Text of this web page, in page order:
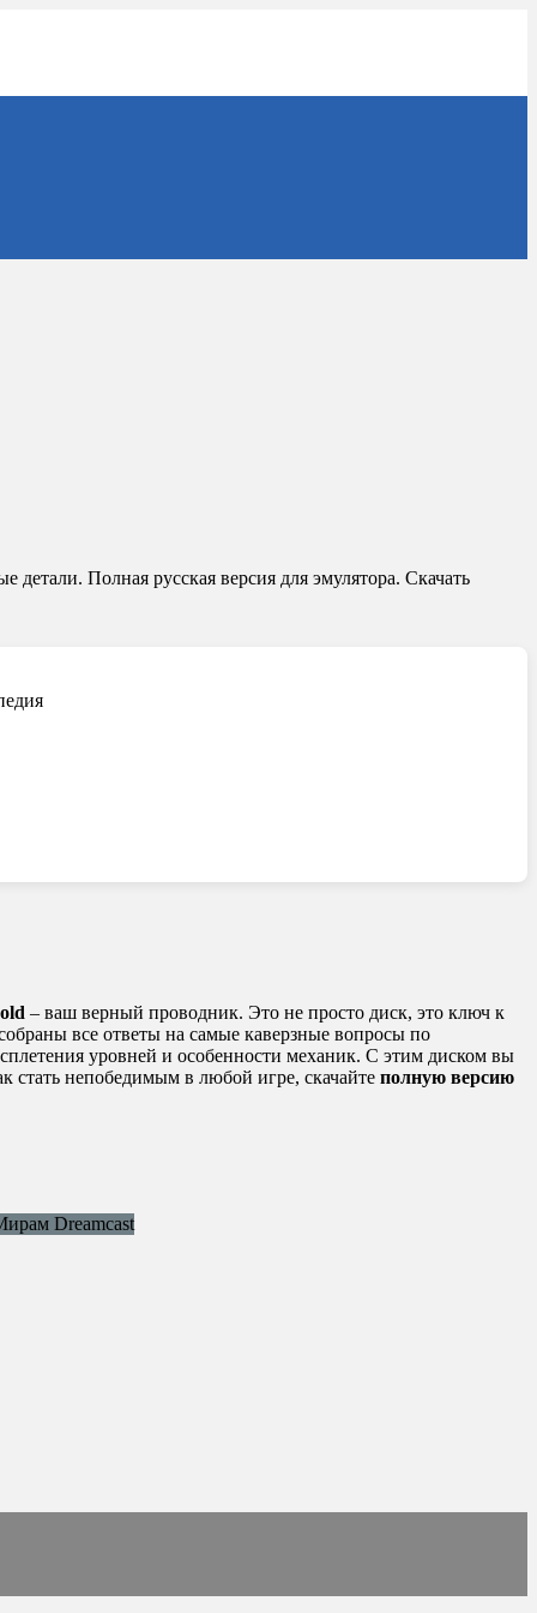
Полная русская версия для эмулятора. Скачать
– ваш верный проводник. Это не просто диск, это ключ к
все ответы на самые каверзные вопросы по
уровней и особенности механик. С этим диском вы
стать непобедимым в любой игре, скачайте полную версию